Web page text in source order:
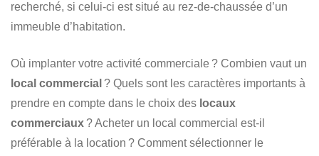
recherché, si celui-ci est situé au rez-de-chaussée d’un
immeuble d’habitation.
Où implanter votre activité commerciale ? Combien vaut un
local commercial ? Quels sont les caractères importants à
prendre en compte dans le choix des locaux
commerciaux ? Acheter un local commercial est-il
préférable à la location ? Comment sélectionner le